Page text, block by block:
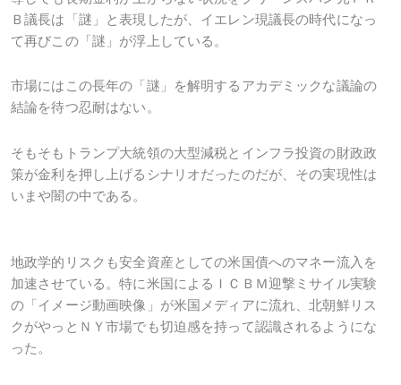
Ｂ議長は「謎」と表現したが、イエレン現議長の時代になっ
て再びこの「謎」が浮上している。
市場にはこの長年の「謎」を解明するアカデミックな議論の
結論を待つ忍耐はない。
そもそもトランプ大統領の大型減税とインフラ投資の財政政
策が金利を押し上げるシナリオだったのだが、その実現性は
いまや闇の中である。
地政学的リスクも安全資産としての米国債へのマネー流入を
加速させている。特に米国によるＩＣＢＭ迎撃ミサイル実験
の「イメージ動画映像」が米国メディアに流れ、北朝鮮リス
クがやっとＮＹ市場でも切迫感を持って認識されるようにな
った。